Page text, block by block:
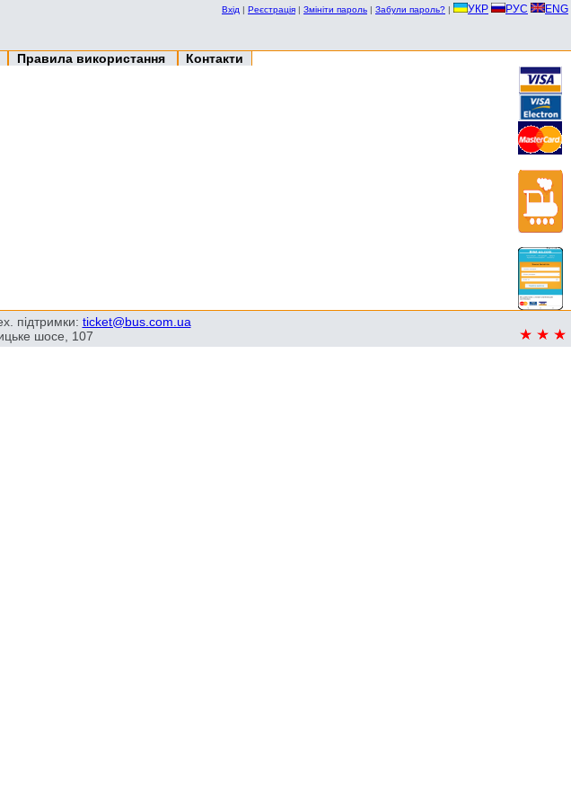
Вхід | Реєстрація | Змініти пароль | Забули пароль? | УКР РУС ENG
Правила використання
Контакти
підтримки: ticket@bus.com.ua
шосе, 107